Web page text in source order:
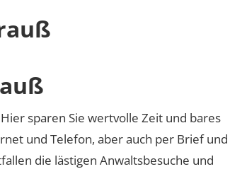
sparen Sie wertvolle Zeit und bares
und Telefon, aber auch per Brief und
die lästigen Anwaltsbesuche und